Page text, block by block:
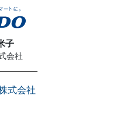
子
会社
式会社